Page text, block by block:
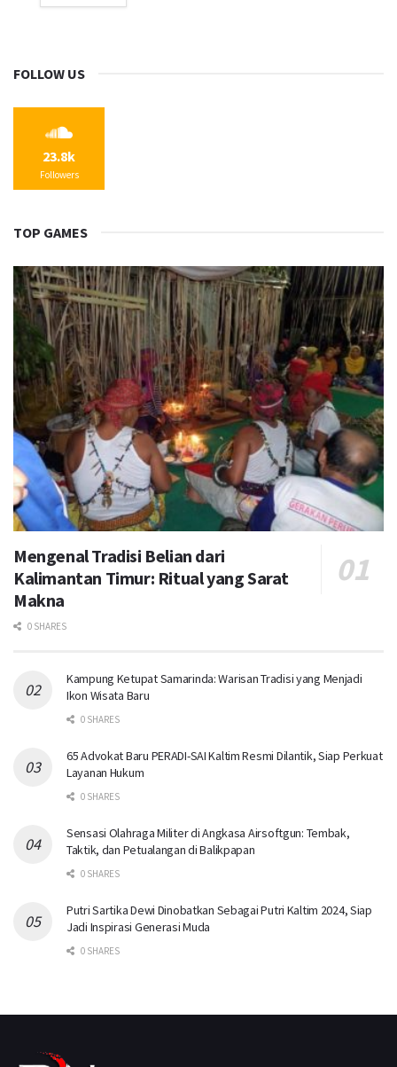
FOLLOW US
23.8k
Followers
TOP GAMES
Mengenal Tradisi Belian dari
Kalimantan Timur: Ritual yang Sarat
Makna
0 SHARES
Kampung Ketupat Samarinda: Warisan Tradisi yang Menjadi
Ikon Wisata Baru
0 SHARES
65 Advokat Baru PERADI-SAI Kaltim Resmi Dilantik, Siap Perkuat
Layanan Hukum
0 SHARES
Sensasi Olahraga Militer di Angkasa Airsoftgun: Tembak,
Taktik, dan Petualangan di Balikpapan
0 SHARES
Putri Sartika Dewi Dinobatkan Sebagai Putri Kaltim 2024, Siap
Jadi Inspirasi Generasi Muda
0 SHARES